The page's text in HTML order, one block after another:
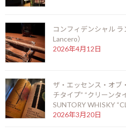
『季のTEA』は、明治12年に創業し
茗園とのコラボで造られた特別なジン
かつて室町時代、宇治茶を甚く気に入
「宇治七茗園」と呼ばれる7つの茶園
園は時代の流れと共に消えてしまいま
コンフィデンシャル
Lancero）
2026年4月12日
ザ・エッセンス・オブ
チタイプ” “クリーンタ
SUNTORY WHISKY
2026年3月20日